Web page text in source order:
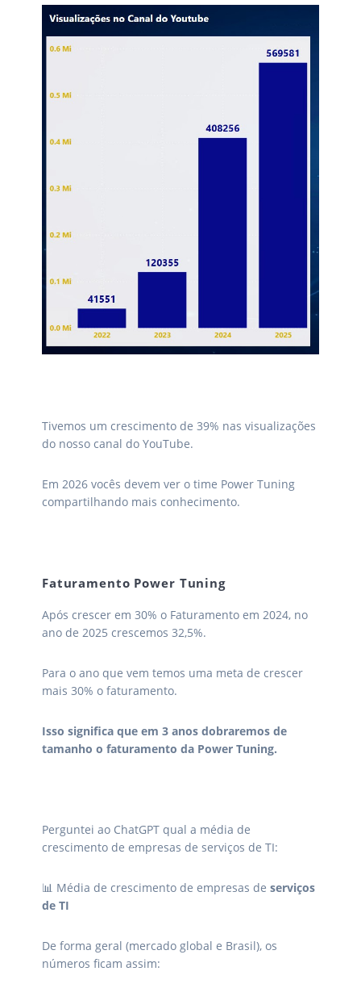
Tivemos um crescimento de 39% nas visualizações
do nosso canal do YouTube.
Em 2026 vocês devem ver o time Power Tuning
compartilhando mais conhecimento.
Faturamento Power Tuning
Após crescer em 30% o Faturamento em 2024, no
ano de 2025 crescemos 32,5%.
Para o ano que vem temos uma meta de crescer
mais 30% o faturamento.
Isso significa que em 3 anos dobraremos de
tamanho o faturamento da Power Tuning.
Perguntei ao ChatGPT qual a média de
crescimento de empresas de serviços de TI:
📊 Média de crescimento de empresas de serviços
de TI
De forma geral (mercado global e Brasil), os
números ficam assim: